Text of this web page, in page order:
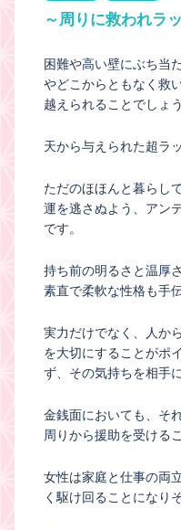
～周りに救われラ
困難や高い壁にぶち当
やどこからともなく救
越えられることでしょう
天から与えられた超ラ
ただのほほんと暮らし
運を逃さぬよう、アン
です。
持ち前の明るさと温厚
素直で柔軟な性格も手
実力だけでなく、人か
を大切にすることがポ
ず、その気持ちを相手
金銭面においても、そ
周りから援助を受ける
女性は家庭と仕事の両
く駆け回ることになり